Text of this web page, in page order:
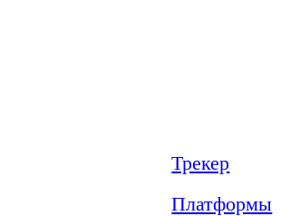
Трекер
Платформы